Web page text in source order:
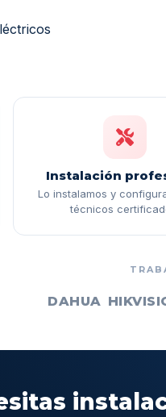
Instalación
Lo instalamos y
técnicos
DAHUA